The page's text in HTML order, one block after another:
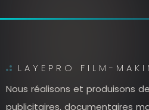
LAYEPRO FILM-
Nous réalisons et produisons de
publicitaires, documentaires m